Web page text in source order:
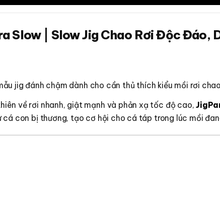
lượng
Slow | Slow Jig Chao Rơi Độc Đáo,
jig đánh chậm dành cho cần thủ thích kiểu mồi rơi
về rơi nhanh, giật mạnh và phản xạ tốc độ cao,
cá con bị thương, tạo cơ hội cho cá táp trong lúc mồi